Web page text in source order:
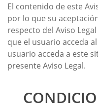
El contenido de este
por lo que su
respecto del Aviso
que el usuario acceda
usuario acceda a este
presente Aviso Legal.